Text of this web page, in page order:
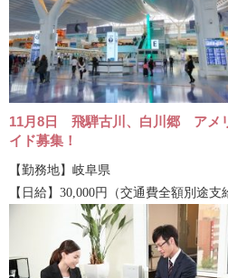
11月8日 飛騨古川、白川郷 アメ
イド募集！
【勤務地】岐阜県
【日給】30,000円（交通費全額別途支